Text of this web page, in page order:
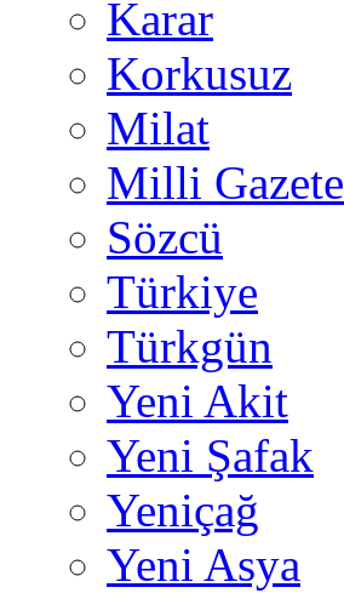
Karar
Korkusuz
Milat
Milli Gazete
Sözcü
Türkiye
Türkgün
Yeni Akit
Yeni Şafak
Yeniçağ
Yeni Asya